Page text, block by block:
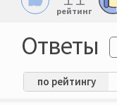
рейтинг
Ответы
по рейтингу